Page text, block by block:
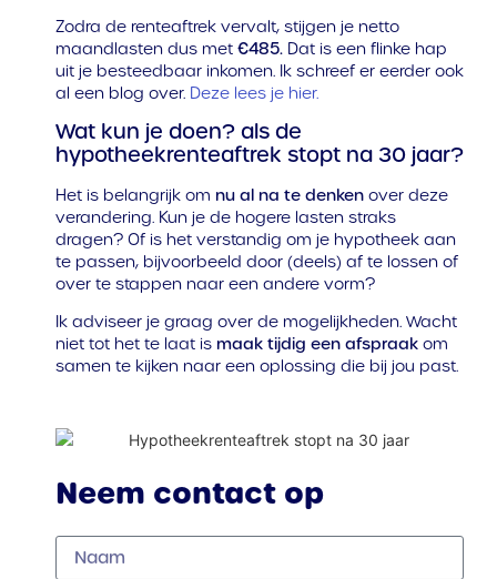
Zodra de renteaftrek vervalt, stijgen je netto
maandlasten dus met €485.Dat is een flinke hap
uit je besteedbaar inkomen. Ik schreef er eerder ook
al een blog over. Deze lees je hier.
Wat kun je doen? als de
hypotheekrenteaftrek stopt na 30 jaar?
Het is belangrijk om nu al na te denkenover deze
verandering. Kun je de hogere lasten straks
dragen? Of is het verstandig om je hypotheek aan
te passen, bijvoorbeeld door (deels) af te lossen of
over te stappen naar een andere vorm?
Ik adviseer je graag over de mogelijkheden. Wacht
niet tot het te laat is maak tijdig een afspraakom
samen te kijken naar een oplossing die bij jou past.
Neem contact op